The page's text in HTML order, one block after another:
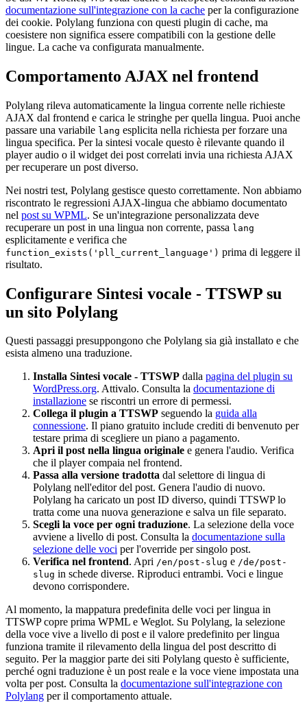
documentazione sull'integrazione con la cache per la configurazione
dei cookie. Polylang funziona con questi plugin di cache, ma
coesistere non significa essere compatibili con la gestione delle
lingue. La cache va configurata manualmente.
Comportamento AJAX nel frontend
Polylang rileva automaticamente la lingua corrente nelle richieste
AJAX dal frontend e carica le stringhe per quella lingua. Puoi anche
passare una variabile lang esplicita nella richiesta per forzare una
lingua specifica. Per la sintesi vocale questo è rilevante quando il
player audio o il widget dei post correlati invia una richiesta AJAX
per recuperare un post diverso.
Nei nostri test, Polylang gestisce questo correttamente. Non abbiamo
riscontrato le regressioni AJAX-lingua che abbiamo documentato
nel post su WPML. Se un'integrazione personalizzata deve
recuperare un post in una lingua non corrente, passa lang
esplicitamente e verifica che
function_exists('pll_current_language') prima di leggere il
risultato.
Configurare Sintesi vocale - TTSWP su
un sito Polylang
Questi passaggi presuppongono che Polylang sia già installato e che
esista almeno una traduzione.
Installa Sintesi vocale - TTSWP dalla pagina del plugin su
WordPress.org. Attivalo. Consulta la documentazione di
installazione se riscontri un errore di permessi.
Collega il plugin a TTSWP seguendo la guida alla
connessione. Il piano gratuito include crediti di benvenuto per
testare prima di scegliere un piano a pagamento.
Apri il post nella lingua originale e genera l'audio. Verifica
che il player compaia nel frontend.
Passa alla versione tradotta dal selettore di lingua di
Polylang nell'editor del post. Genera l'audio di nuovo.
Polylang ha caricato un post ID diverso, quindi TTSWP lo
tratta come una nuova generazione e salva un file separato.
Scegli la voce per ogni traduzione. La selezione della voce
avviene a livello di post. Consulta la documentazione sulla
selezione delle voci per l'override per singolo post.
Verifica nel frontend. Apri /en/post-slug e /de/post-
slug in schede diverse. Riproduci entrambi. Voci e lingue
devono corrispondere.
Al momento, la mappatura predefinita delle voci per lingua in
TTSWP copre prima WPML e Weglot. Su Polylang, la selezione
della voce vive a livello di post e il valore predefinito per lingua
funziona tramite il rilevamento della lingua del post descritto di
seguito. Per la maggior parte dei siti Polylang questo è sufficiente,
perché ogni traduzione è un post reale e la voce viene impostata una
volta per post. Consulta la documentazione sull'integrazione con
Polylang per il comportamento attuale.